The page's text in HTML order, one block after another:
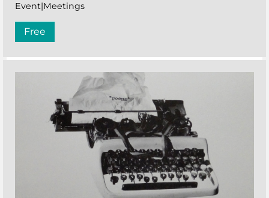
Event|Meetings
Free